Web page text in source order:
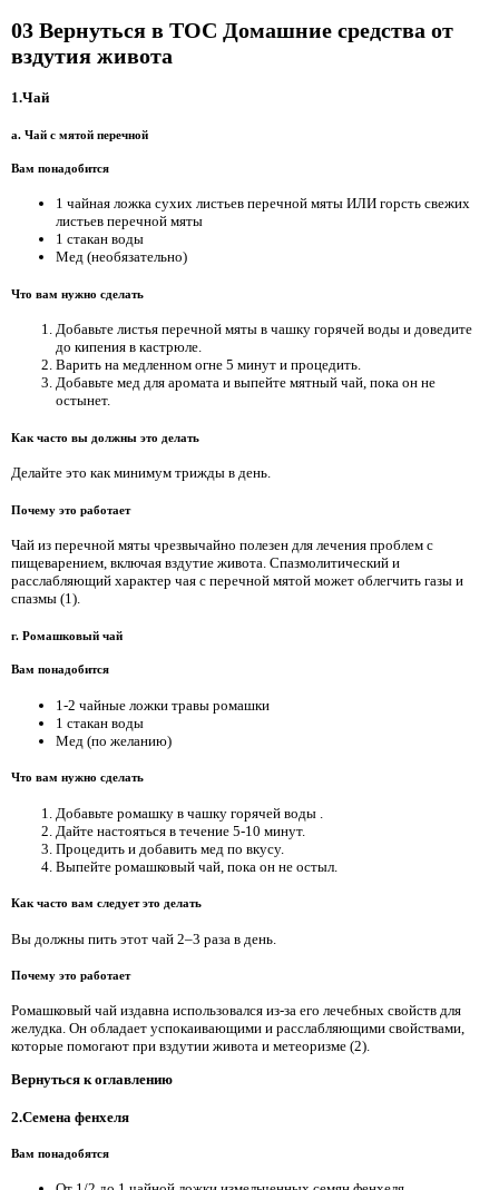
03 Вернуться в TOC Домашние средства от
вздутия живота
1.Чай
а. Чай с мятой перечной
Вам понадобится
1 чайная ложка сухих листьев перечной мяты ИЛИ горсть свежих
листьев перечной мяты
1 стакан воды
Мед (необязательно)
Что вам нужно сделать
Добавьте листья перечной мяты в чашку горячей воды и доведите
до кипения в кастрюле.
Варить на медленном огне 5 минут и процедить.
Добавьте мед для аромата и выпейте мятный чай, пока он не
остынет.
Как часто вы должны это делать
Делайте это как минимум трижды в день.
Почему это работает
Чай из перечной мяты чрезвычайно полезен для лечения проблем с
пищеварением, включая вздутие живота. Спазмолитический и
расслабляющий характер чая с перечной мятой может облегчить газы и
спазмы (1).
г. Ромашковый чай
Вам понадобится
1-2 чайные ложки травы ромашки
1 стакан воды
Мед (по желанию)
Что вам нужно сделать
Добавьте ромашку в чашку горячей воды .
Дайте настояться в течение 5-10 минут.
Процедить и добавить мед по вкусу.
Выпейте ромашковый чай, пока он не остыл.
Как часто вам следует это делать
Вы должны пить этот чай 2–3 раза в день.
Почему это работает
Ромашковый чай издавна использовался из-за его лечебных свойств для
желудка. Он обладает успокаивающими и расслабляющими свойствами,
которые помогают при вздутии живота и метеоризме (2).
Вернуться к оглавлению
2.Семена фенхеля
Вам понадобятся